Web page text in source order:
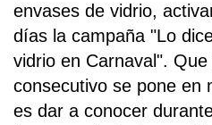
envases de vidrio,
días la campaña "Lo
vidrio en Carnaval".
consecutivo se pone en
es dar a conocer